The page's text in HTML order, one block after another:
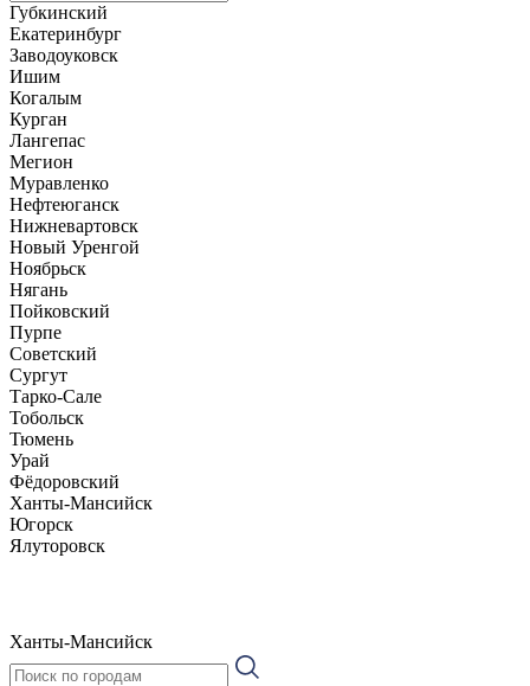
Губкинский
Екатеринбург
Заводоуковск
Ишим
Когалым
Курган
Лангепас
Мегион
Муравленко
Нефтеюганск
Нижневартовск
Новый Уренгой
Ноябрьск
Нягань
Пойковский
Пурпе
Советский
Сургут
Тарко-Сале
Тобольск
Тюмень
Урай
Фёдоровский
Ханты-Мансийск
Югорск
Ялуторовск
Ханты-Мансийск